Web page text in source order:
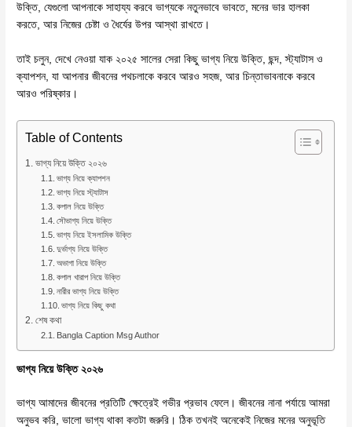
উক্তি, যেগুলো আপনাকে সাহায্য করবে ভাগ্যকে নতুনভাবে ভাবতে, মনের ভার হালকা
করতে, আর নিজের চেষ্টা ও ধৈর্যের উপর আস্থা রাখতে।
তাই চলুন, দেখে নেওয়া যাক ২০২৫ সালের সেরা কিছু ভাগ্য নিয়ে উক্তি, ছন্দ, স্ট্যাটাস ও
ক্যাপশন, যা আপনার জীবনের পথচলাকে করবে আরও সহজ, আর চিন্তাভাবনাকে করবে
আরও পরিষ্কার।
Table of Contents
ভাগ্য নিয়ে উক্তি ২০২৬
ভাগ্য নিয়ে ক্যাপশন
ভাগ্য নিয়ে স্ট্যাটাস
কপাল নিয়ে উক্তি
সৌভাগ্য নিয়ে উক্তি
ভাগ্য নিয়ে ইসলামিক উক্তি
দুর্ভাগ্য নিয়ে উক্তি
অভাগা নিয়ে উক্তি
কপাল খারাপ নিয়ে উক্তি
নারীর ভাগ্য নিয়ে উক্তি
ভাগ্য নিয়ে কিছু কথা
শেষ কথা
Bangla Caption Msg Author
ভাগ্য নিয়ে উক্তি ২০২৬
ভাগ্য আমাদের জীবনের প্রতিটি ক্ষেত্রেই গভীর প্রভাব ফেলে। জীবনের নানা পর্যায়ে আমরা
অনুভব করি, ভালো ভাগ্য থাকা কতটা জরুরি। ঠিক তখনই অনেকেই নিজের মনের অনুভূতি